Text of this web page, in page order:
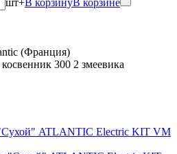
шт+В корзинуВ корзине
(Франция)
300 2 змеевика
ATLANTIC Electric KIT VM